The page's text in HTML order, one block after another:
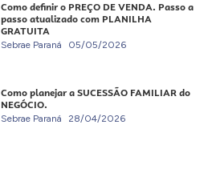
Como definir o PREÇO DE VENDA. Passo a
passo atualizado com PLANILHA
GRATUITA
Sebrae Paraná 05/05/2026
Como planejar a SUCESSÃO FAMILIAR do
NEGÓCIO.
Sebrae Paraná 28/04/2026